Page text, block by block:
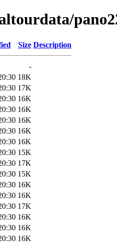
Size Description
-
18K
17K
16K
16K
16K
16K
16K
15K
17K
15K
16K
16K
17K
16K
16K
16K